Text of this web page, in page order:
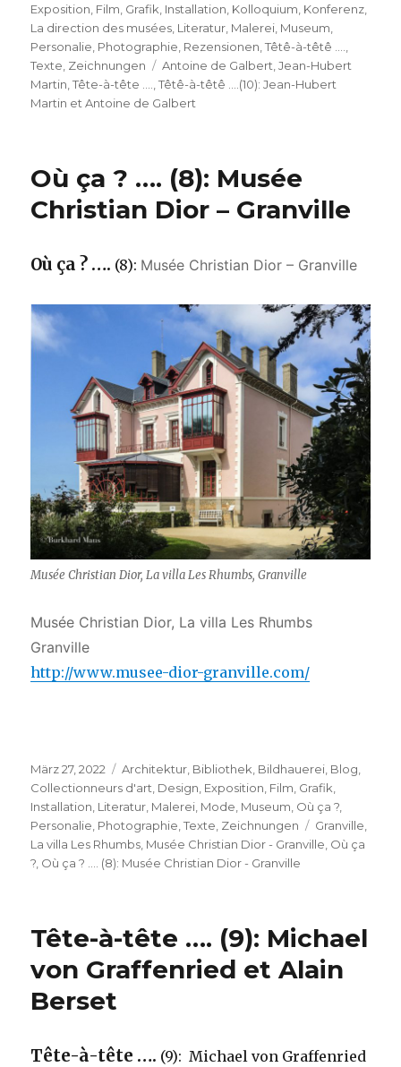
am
Exposition, Film, Grafik, Installation, Kolloquium, Konferenz,
La direction des musées, Literatur, Malerei, Museum,
Personalie, Photographie, Rezensionen,Têtê-à-têtê ....,
Texte, Zeichnungen Schlagwörter
Antoine de Galbert,Jean-Hubert
Martin,Tête-à-tête ….,Têtê-à-têtê ….(10): Jean-Hubert
Martin et Antoine de Galbert
Où ça ? …. (8): Musée
Christian Dior – Granville
Où ça ? …. (8): Musée Christian Dior – Granville
Musée Christian Dior, La villa Les Rhumbs, Granville
Musée Christian Dior, La villa Les Rhumbs
Granville
http://www.musee-dior-granville.com/
Veröffentlicht
am
März 27, 2022 Kategorien
Architektur Bibliothek Bildhauerei Blog
Collectionneurs d'art Design Exposition Film Grafik
Installation Literatur Malerei Mode Museum Où ça ?
Personalie Photographie ,Texte Zeichnungen Schlagwörter
Granville
La villa Les Rhumbs Musée Christian Dior - Granville Où ça
? Où ça ? …. (8): Musée Christian Dior - Granville
Tête-à-tête …. (9): Michael
von Graffenried et Alain
Berset
Tête-à-tête …. (9): Michael von Graffenried